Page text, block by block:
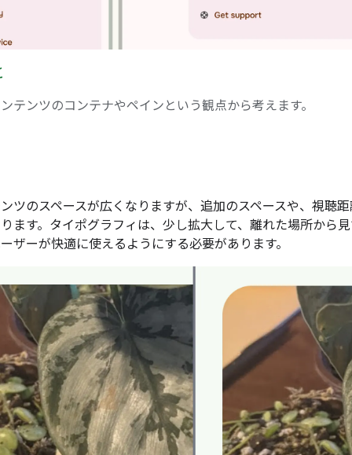
テンツのコンテナやペインという観点から考えます。
ツのスペースが広くなりますが、追加のスペースや、視聴
ます。タイポグラフィは、少し拡大して、離れた場所から
ザーが快適に使えるようにする必要があります。